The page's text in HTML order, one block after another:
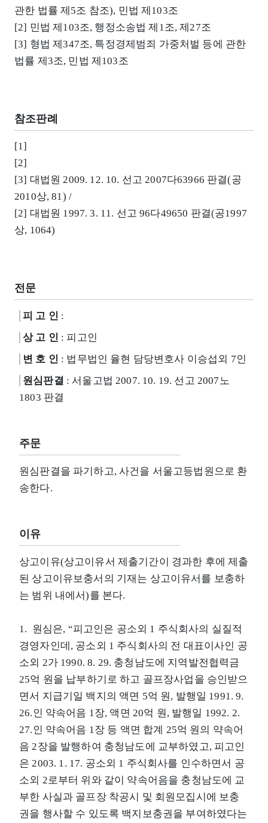
관한 법률 제5조 참조), 민법 제103조
[2] 민법 제103조, 행정소송법 제1조, 제27조
[3] 형법 제347조, 특정경제범죄 가중처벌 등에 관한
법률 제3조, 민법 제103조
참조판례
[1]
[2]
[3] 대법원 2009. 12. 10. 선고 2007다63966 판결(공
2010상, 81) /
[2] 대법원 1997. 3. 11. 선고 96다49650 판결(공1997
상, 1064)
전문
피 고 인 :
상 고 인 : 피고인
변 호 인 : 법무법인 율현 담당변호사 이승섭외 7인
원심판결 : 서울고법 2007. 10. 19. 선고 2007노
1803 판결
주문
원심판결을 파기하고, 사건을 서울고등법원으로 환
송한다.
이유
상고이유(상고이유서 제출기간이 경과한 후에 제출
된 상고이유보충서의 기재는 상고이유서를 보충하
는 범위 내에서)를 본다.
1. 원심은, “피고인은 공소외 1 주식회사의 실질적
경영자인데, 공소외 1 주식회사의 전 대표이사인 공
소외 2가 1990. 8. 29. 충청남도에 지역발전협력금
25억 원을 납부하기로 하고 골프장사업을 승인받으
면서 지급기일 백지의 액면 5억 원, 발행일 1991. 9.
26.인 약속어음 1장, 액면 20억 원, 발행일 1992. 2.
27.인 약속어음 1장 등 액면 합계 25억 원의 약속어
음 2장을 발행하여 충청남도에 교부하였고, 피고인
은 2003. 1. 17. 공소외 1 주식회사를 인수하면서 공
소외 2로부터 위와 같이 약속어음을 충청남도에 교
부한 사실과 골프장 착공시 및 회원모집시에 보충
권을 행사할 수 있도록 백지보충권을 부여하였다는